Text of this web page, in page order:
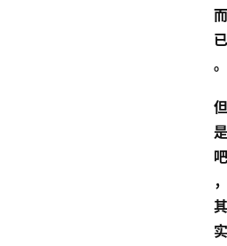
而
已
。
但
是
吧
，
其
实